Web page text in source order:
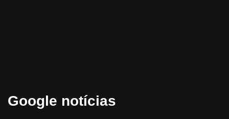
Google notícias